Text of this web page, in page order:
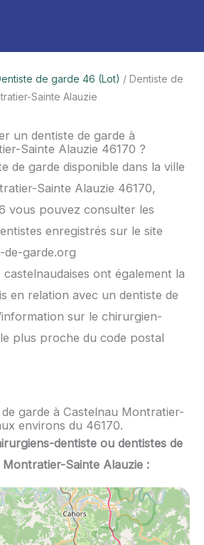
de garde 46 (Lot) / Dentiste de
Sainte Alauzie
un dentiste de garde à
Sainte Alauzie 46170 ?
de garde disponible dans la ville
Sainte Alauzie 46170,
vous pouvez consulter les
enregistrés sur le site
garde.org
castelnaudaises ont également la
en relation avec un dentiste de
sur le chirurgien-
plus proche du code postal
garde à Castelnau Montratier-
environs du 46170.
dentiste ou dentistes de
Sainte Alauzie :